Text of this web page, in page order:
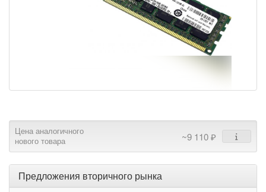
Цена аналогичного
нового товара
~9 110 ₽
Предложения вторичного рынка